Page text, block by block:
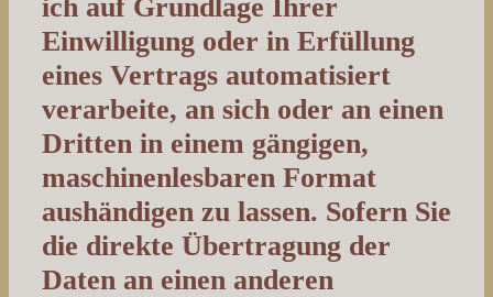
ich auf Grundlage Ihrer
Einwilligung oder in Erfüllung
eines Vertrags automatisiert
verarbeite, an sich oder an einen
Dritten in einem gängigen,
maschinenlesbaren Format
aushändigen zu lassen. Sofern Sie
die direkte Übertragung der
Daten an einen anderen